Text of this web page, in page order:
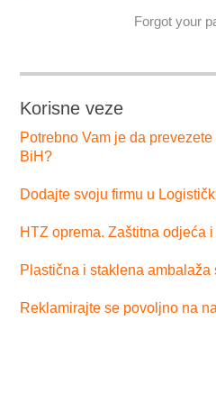
Forgot your
Korisne veze
Potrebno Vam je da
BiH?
Dodajte svoju firmu u
HTZ oprema. Zaštitna odjeća
Plastična i staklena ambalaža
Reklamirajte se povoljno na